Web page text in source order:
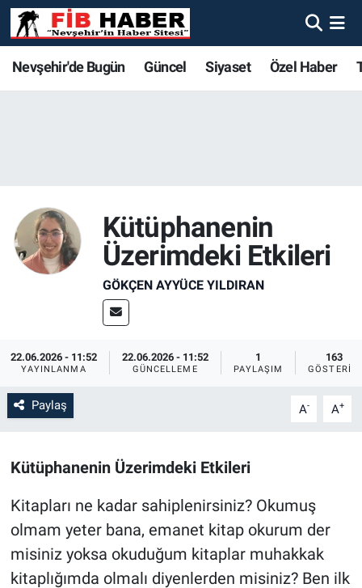
Nevşehir'de Bugün Güncel Siyaset Özel Haber
Kütüphanenin
Üzerimdeki Etkileri
GÖKÇEN AYYÜCE YILDIRAN
22.06.2026 - 11:52
YAYINLANMA
22.06.2026 - 11:52
GÜNCELLEME
1
PAYLAŞIM
163
GÖSTERIM
Paylaş A- A+
Kütüphanenin Üzerimdeki Etkileri
Kitapları ne kadar sahiplenirsiniz? Okumuş
olmam yeter bana, emanet kitap okurum der
misiniz yoksa okuduğum kitaplar muhakkak
kitaplığımda olmalı diyenlerden misiniz? Ben ilk
Foto Galeri
Nevşehir'de Bugün
Turizm
Ekonomi
Yaşam
Sağlık
Genel
Asayiş
Nevşehir'de Bugün
Turizm
Ekonomi
Gündem
İlan - Duyuru- Mesaj
Sizden Gelenler
Yaşam
Sağlık
Nevşehir'de Bugün
Turizm
Ekonomi
Gündem
İlan - Duyuru- Mesaj
Sizden Gelenler
Nöbetçi Eczaneler
Tüm Manşetler
Son Dakika Haberleri
Haber Arşivi